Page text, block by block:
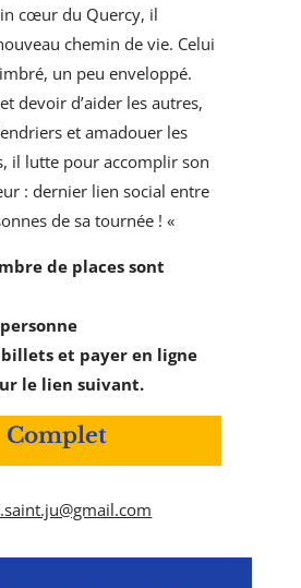
cœur du Quercy, il
chemin de vie. Celui
un peu enveloppé.
devoir d’aider les autres,
et amadouer les
il lutte pour accomplir son
: dernier lien social entre
de sa tournée ! «
de places sont
billets et payer en ligne
le lien suivant.
Complet